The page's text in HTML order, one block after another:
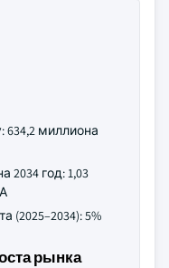
634,2 миллиона
2034 год: 1,03
(2025–2034): 5%
рынка